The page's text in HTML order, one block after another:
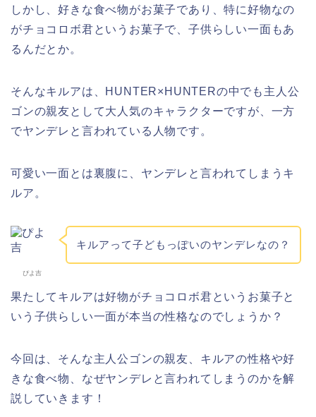
しかし、好きな食べ物がお菓子であり、特に好物なの
がチョコロボ君というお菓子で、子供らしい一面もあ
るんだとか。
そんなキルアは、HUNTER×HUNTERの中でも主人公
ゴンの親友として大人気のキャラクターですが、一方
でヤンデレと言われている人物です。
可愛い一面とは裏腹に、ヤンデレと言われてしまうキ
ルア。
ぴよ吉
キルアって子どもっぽいのヤンデレなの？
果たしてキルアは好物がチョコロボ君というお菓子と
いう子供らしい一面が本当の性格なのでしょうか？
今回は、そんな主人公ゴンの親友、キルアの性格や好
きな食べ物、なぜヤンデレと言われてしまうのかを解
説していきます！